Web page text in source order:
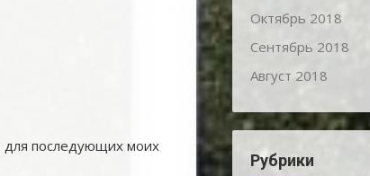
для последующих моих
Октябрь 2018
Сентябрь 2018
Август 2018
Рубрики